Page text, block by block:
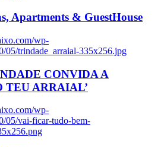
Apartments & GuestHouse
wp-
05/trindade_arraial-335x256.jpg
CONVIDA A
TEU ARRAIAL’
wp-
05/vai-ficar-tudo-bem-